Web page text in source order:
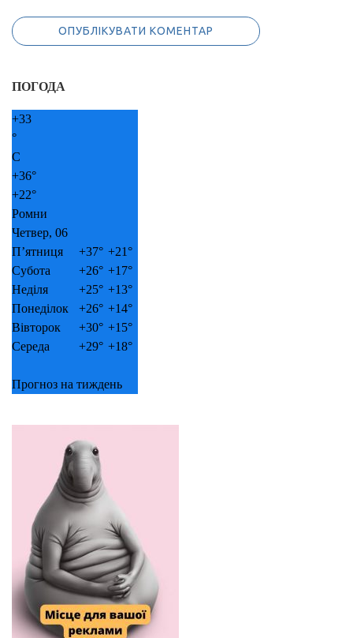
ПОГОДА
+33
°
C
+36°
+22°
Ромни
Четвер, 06
П’ятниця
+37° +21°
Субота
+26° +17°
Неділя
+25° +13°
Понеділок
+26° +14°
Вівторок
+30° +15°
Середа
+29° +18°
Прогноз на тиждень